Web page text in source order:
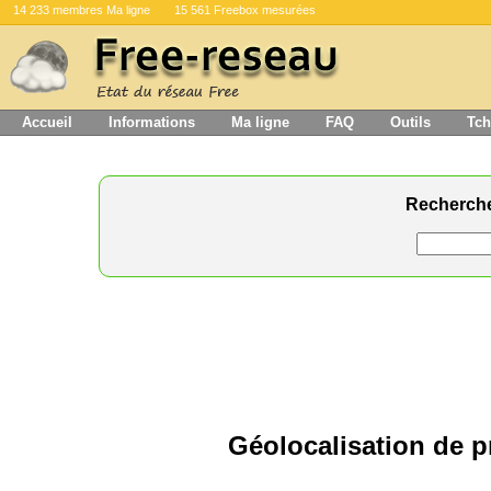
14 233 membres Ma ligne 15 561 Freebox mesurées
Accueil Informations Ma ligne FAQ Outils
Géolocalisation de